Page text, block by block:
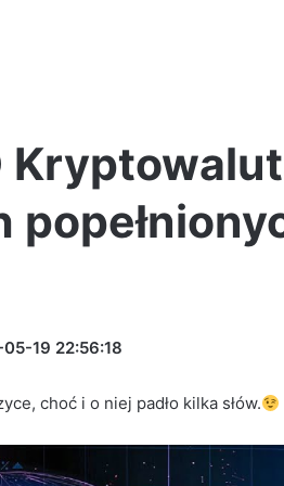
19 22:56:18
choć i o niej padło kilka słów.
ago